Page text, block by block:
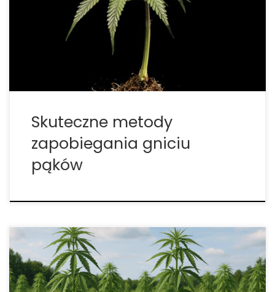
najgroźniejszych chorób grzybowych, które mogą
zaatakować Twoje rośliny. Sprawcą jest patogen
Botrytis cinerea, zdolny do błyskawicznego
rozprzestrzeniania się w uprawach […]
Skuteczne metody
zapobiegania gniciu
pąków
Chelatacja w praktyce: jak utrzymać mikroelementy
dostępne i rośliny w doskonałej kondycji Jeżeli